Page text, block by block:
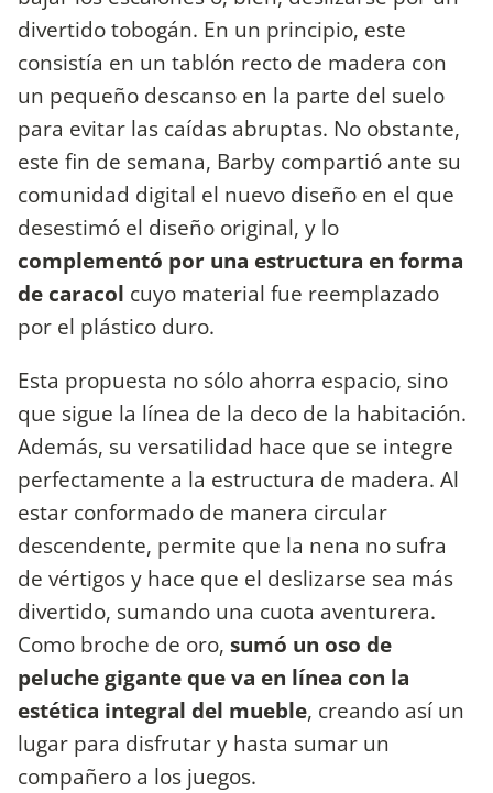
divertido tobogán. En un principio, este
consistía en un tablón recto de madera con
un pequeño descanso en la parte del suelo
para evitar las caídas abruptas. No obstante,
este fin de semana, Barby compartió ante su
comunidad digital el nuevo diseño en el que
desestimó el diseño original, y lo
complementó por una estructura en forma
de caracol cuyo material fue reemplazado
por el plástico duro.
Esta propuesta no sólo ahorra espacio, sino
que sigue la línea de la deco de la habitación.
Además, su versatilidad hace que se integre
perfectamente a la estructura de madera. Al
estar conformado de manera circular
descendente, permite que la nena no sufra
de vértigos y hace que el deslizarse sea más
divertido, sumando una cuota aventurera.
Como broche de oro, sumó un oso de
peluche gigante que va en línea con la
estética integral del mueble, creando así un
lugar para disfrutar y hasta sumar un
compañero a los juegos.